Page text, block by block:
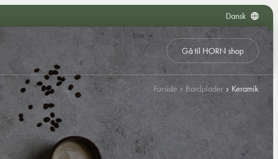
Dansk
Gå til HORN shop
Forside Bordplader Keramik